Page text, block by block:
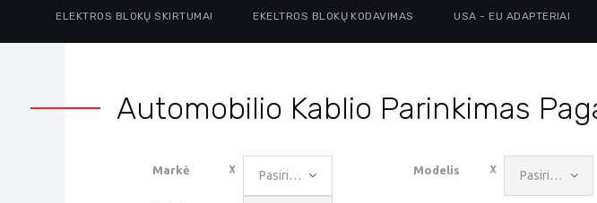
ELEKTROS BLOKŲ SKIRTUMAI EKELTROS BLOKŲ KODAVIMAS USA - EU ADAPTERIAI
Automobilio Kablio Parinkimas
Markė Pasirinkite reikšmę Modelis Pasirinkite reikšmę